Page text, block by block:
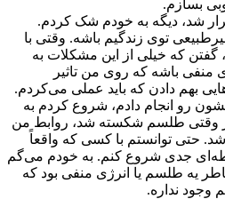
بسازم.
شد، دیگه به خودم شک کردم.
توی زندگیم باشه. وقتی با
گفتن که خیلی از این مشکلات به
منفی باشه که روی من تاثیر
بهم دادن که باید عملی می‌کردم.
رو انجام دادم، شروع کردم به
وقتی طلسم شکسته شد، روابط من
شد. حتی توانستم با کسی که واقعاً
جدی شروع کنم. به خودم می‌گم
یه طلسم یا انرژی منفی بود که
وجود نداره.